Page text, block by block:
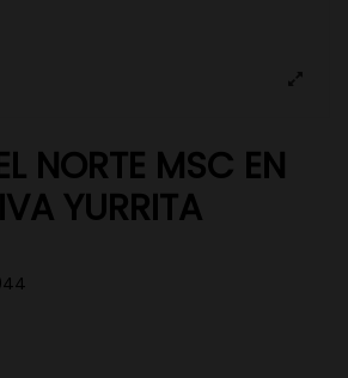
NORTE MSC EN
YURRITA